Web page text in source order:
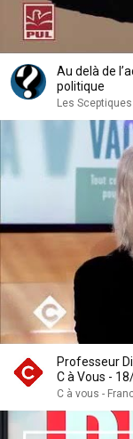
Au delà de
politique
Les
Professeur
C à Vous -
C à vous -